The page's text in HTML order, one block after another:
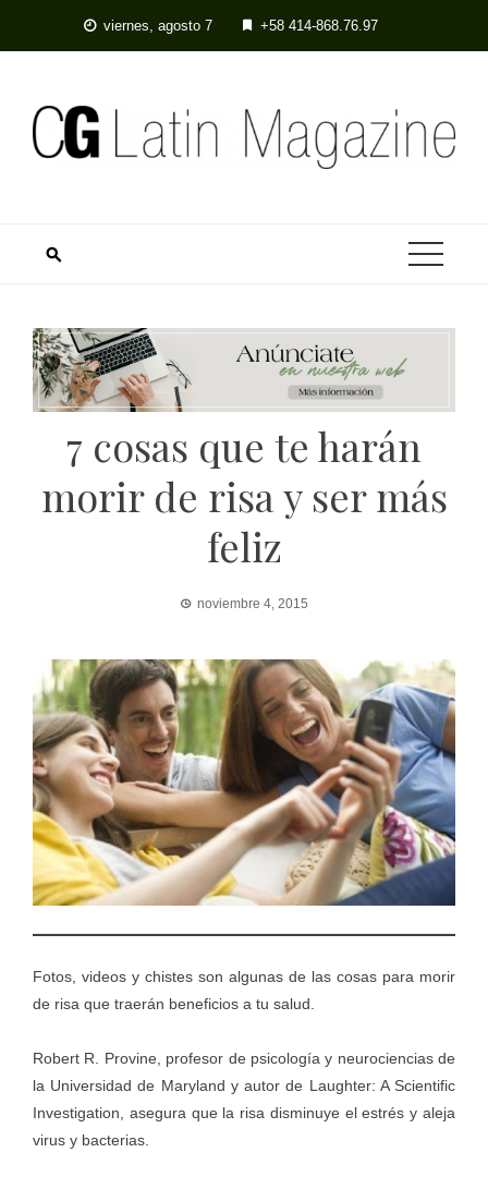
viernes, agosto 7 +58 414-868.76.97
7 cosas que te harán
morir de risa y ser más
feliz
noviembre 4, 2015
Fotos, videos y chistes son algunas de las cosas para morir
de risa que traerán beneficios a tu salud.
Robert R. Provine, profesor de psicología y neurociencias de
la Universidad de Maryland y autor de Laughter: A Scientific
Investigation, asegura que la risa disminuye el estrés y aleja
virus y bacterias.